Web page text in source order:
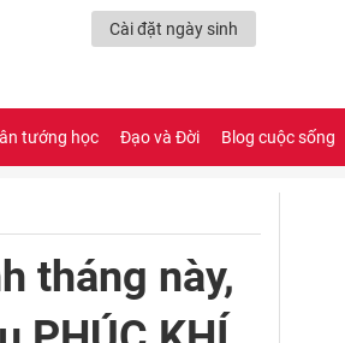
Cài đặt ngày sinh
tướng học Đạo và Đời Blog cuộc sống
tháng này,